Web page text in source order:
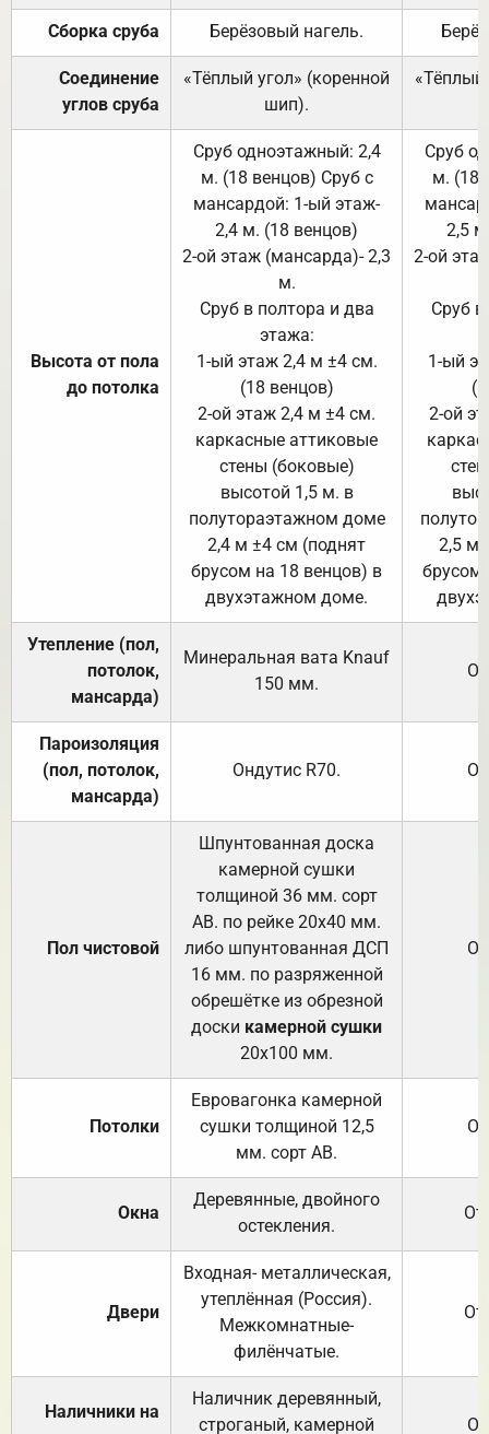
Сборка сруба Берёзовый нагель.
Соединение
углов сруба
«Тёплый угол» (коренной
шип).
«Тёплый
Высота от пола
до потолка
Сруб одноэтажный: 2,4
м. (18 венцов) Сруб с
мансардой: 1-ый этаж-
2,4 м. (18 венцов)
2-ой этаж (мансарда)- 2,3
м.
Сруб в полтора и два
этажа:
1-ый этаж 2,4 м ±4 см.
(18 венцов)
2-ой этаж 2,4 м ±4 см.
каркасные аттиковые
стены (боковые)
высотой 1,5 м. в
полутораэтажном доме
2,4 м ±4 см (поднят
брусом на 18 венцов) в
двухэтажном доме.
Сруб
м. (18
2,5
2-ой
Сруб
1-ый
2-ой
2,5 м
брусом
Утепление (пол,
потолок,
мансарда)
Минеральная вата Knauf
150 мм.
Пароизоляция
(пол, потолок,
мансарда)
Ондутис R70.
Пол чистовой
Шпунтованная доска
камерной сушки
толщиной 36 мм. сорт
АВ. по рейке 20х40 мм.
либо шпунтованная ДСП
16 мм. по разряженной
обрешётке из обрезной
доски камерной сушки
20х100 мм.
Потолки
Евровагонка камерной
сушки толщиной 12,5
мм. сорт АВ.
Окна
Деревянные, двойного
остекления.
Двери
Входная- металлическая,
утеплённая (Россия).
Межкомнатные-
филёнчатые.
Наличники на
Наличник деревянный,
строганый, камерной